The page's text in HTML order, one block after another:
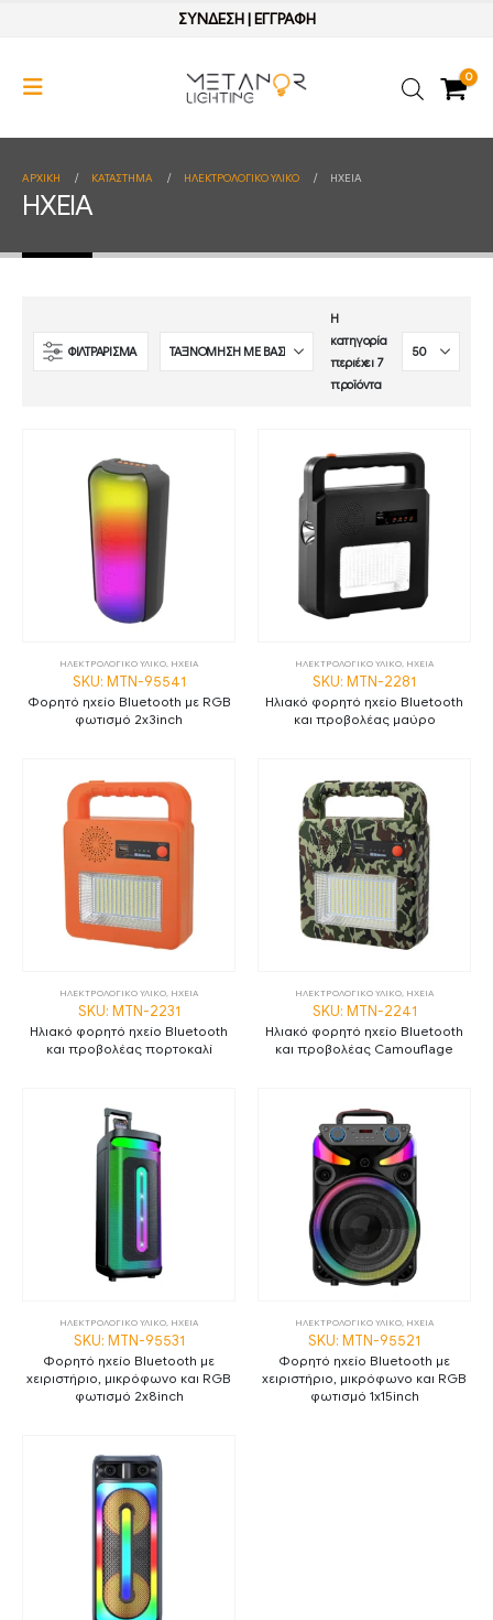
ΣΥΝΔΕΣΗ| ΕΓΓΡΑΦΗ
0
ΑΡΧΙΚΉ ΚΑΤΆΣΤΗΜΑ ΗΛΕΚΤΡΟΛΟΓΙΚΟ ΥΛΙΚΟ ΗΧΕΙΑ
ΗΧΕΙΑ
ΦΙΛΤΡΑΡΙΣΜΑ
Η
κατηγορία
περιέχει 7
προϊόντα
ΗΛΕΚΤΡΟΛΟΓΙΚΟ ΥΛΙΚΟ, ΗΧΕΙΑ
SKU: MTN-95541
Φορητό ηχείο Bluetooth με RGB
φωτισμό 2x3inch
ΗΛΕΚΤΡΟΛΟΓΙΚΟ ΥΛΙΚΟ, ΗΧΕΙΑ
SKU: MTN-2281
Ηλιακό φορητό ηχείο Bluetooth
και προβολέας μαύρο
ΗΛΕΚΤΡΟΛΟΓΙΚΟ ΥΛΙΚΟ ΗΧΕΙΑ
SKU: MTN-2231
Ηλιακό φορητό ηχείο Bluetooth
και προβολέας πορτοκαλί
ΗΛΕΚΤΡΟΛΟΓΙΚΟ ΥΛΙΚΟ ΗΧΕΙΑ
SKU: MTN-2241
Ηλιακό φορητό ηχείο Bluetooth
και προβολέας Camouflage
ΗΛΕΚΤΡΟΛΟΓΙΚΟ ΥΛΙΚΟ ΗΧΕΙΑ
SKU: MTN-95531
Φορητό ηχείο Bluetooth με
χειριστήριο, μικρόφωνο και RGB
φωτισμό 2x8inch
ΗΛΕΚΤΡΟΛΟΓΙΚΟ ΥΛΙΚΟ ΗΧΕΙΑ
SKU: MTN-95521
Φορητό ηχείο Bluetooth με
χειριστήριο, μικρόφωνο και RGB
φωτισμό 1x15inch